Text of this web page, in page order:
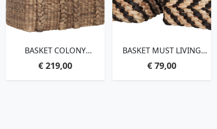
BASKET COLONY
REQTANGULAR
HIGH,57X61X35 CM,
€219,00
BASKET MUST LIVING
SQUARE, SET OF 2,21XØ25
CM | 22XØ30 CM
€ 79,00